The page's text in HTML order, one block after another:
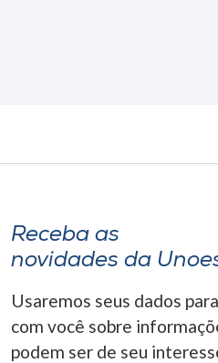
Receba as
novidades da
Usaremos seus dados
com você sobre
podem ser de seu